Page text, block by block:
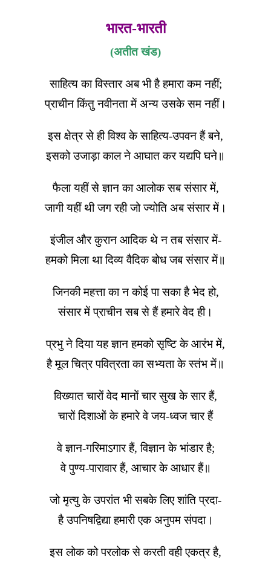
भारत-भारती
(अतीत खंड)
साहित्य का विस्तार अब भी है हमारा कम नहीं;
प्राचीन किंतु नवीनता में अन्य उसके सम नहीं।
इस क्षेत्र से ही विश्व के साहित्य-उपवन हैं बने,
इसको उजाड़ा काल ने आघात कर यद्यपि घने॥
फैला यहीं से ज्ञान का आलोक सब संसार में,
जागी यहीं थी जग रही जो ज्योति अब संसार में।
इंजील और कुरान आदिक थे न तब संसार में-
हमको मिला था दिव्य वैदिक बोध जब संसार में॥
जिनकी महत्ता का न कोई पा सका है भेद हो,
संसार में प्राचीन सब से हैं हमारे वेद ही।
प्रभु ने दिया यह ज्ञान हमको सृष्टि के आरंभ में,
है मूल चित्र पवित्रता का सभ्यता के स्तंभ में॥
विख्यात चारों वेद मानों चार सुख के सार हैं,
चारों दिशाओं के हमारे वे जय-ध्वज चार हैं
वे ज्ञान-गरिमाऽगार हैं, विज्ञान के भांडार है;
वे पुण्य-पारावार हैं, आचार के आधार हैं॥
जो मृत्यु के उपरांत भी सबके लिए शांति प्रदा-
है उपनिषद्विद्या हमारी एक अनुपम संपदा।
इस लोक को परलोक से करती वही एकत्र है,